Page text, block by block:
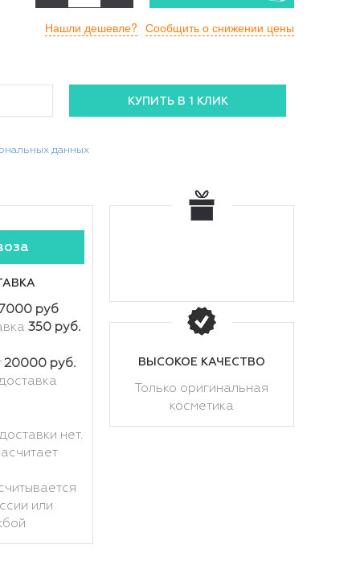
Нашли дешевле? Сообщить о снижении цены
данных
руб
350 руб.
20000 руб.
нет.
или
ВЫСОКОЕ КАЧЕСТВО
Только оригинальная
косметика